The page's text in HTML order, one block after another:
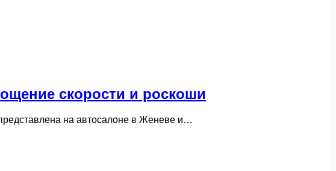
скорости и роскоши
на автосалоне в Женеве и…